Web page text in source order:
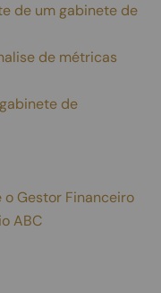
de um gabinete de
de métricas
de
Gestor Financeiro
ABC